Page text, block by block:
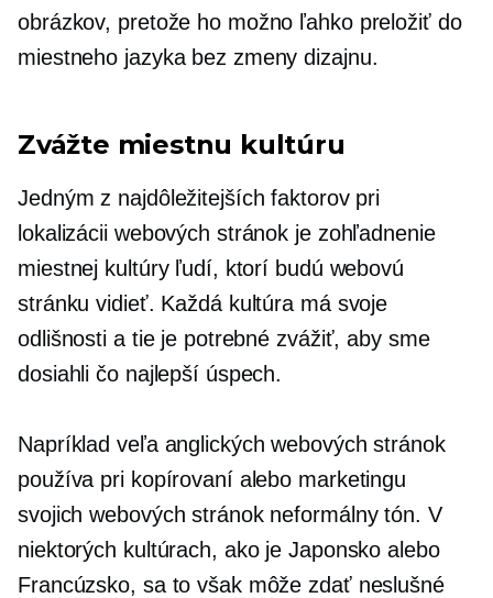
obrázkov, pretože ho možno ľahko preložiť do
miestneho jazyka bez zmeny dizajnu.
Zvážte miestnu kultúru
Jedným z najdôležitejších faktorov pri
lokalizácii webových stránok je zohľadnenie
miestnej kultúry ľudí, ktorí budú webovú
stránku vidieť. Každá kultúra má svoje
odlišnosti a tie je potrebné zvážiť, aby sme
dosiahli čo najlepší úspech.
Napríklad veľa anglických webových stránok
používa pri kopírovaní alebo marketingu
svojich webových stránok neformálny tón. V
niektorých kultúrach, ako je Japonsko alebo
Francúzsko, sa to však môže zdať neslušné